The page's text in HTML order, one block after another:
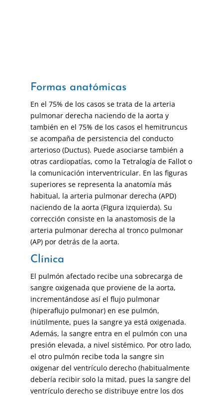
Formas anatómicas
En el 75% de los casos se trata de la arteria
pulmonar derecha naciendo de la aorta y
también en el 75% de los casos el hemitruncus
se acompaña de persistencia del conducto
arterioso (Ductus). Puede asociarse también a
otras cardiopatías, como la Tetralogía de Fallot o
la comunicación interventricular. En las figuras
superiores se representa la anatomía más
habitual, la arteria pulmonar derecha (APD)
naciendo de la aorta (FIgura izquierda). Su
corrección consiste en la anastomosis de la
arteria pulmonar derecha al tronco pulmonar
(AP) por detrás de la aorta.
Clínica
El pulmón afectado recibe una sobrecarga de
sangre oxigenada que proviene de la aorta,
incrementándose así el flujo pulmonar
(hiperaflujo pulmonar) en ese pulmón,
inútilmente, pues la sangre ya está oxigenada.
Además, la sangre entra en el pulmón con una
presión elevada, a nivel sistémico. Por otro lado,
el otro pulmón recibe toda la sangre sin
oxigenar del ventrículo derecho (habitualmente
debería recibir solo la mitad, pues la sangre del
ventrículo derecho se distribuye entre los dos